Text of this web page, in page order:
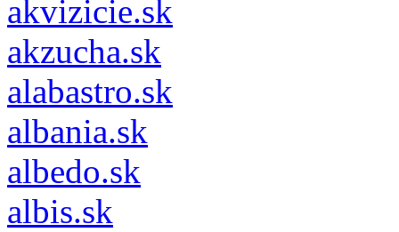
akvizicie.sk
akzucha.sk
alabastro.sk
albania.sk
albedo.sk
albis.sk